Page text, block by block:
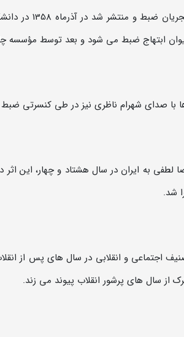
اجرایی که
ابتهاج ضبط می شود و بعد توسط مؤسسه
با صدای شهرام ناظری نیز در طی کنسرتی
شد.
اجتماعی و انقلابی در سال های پس از
از سال های پرشور انقلاب پیوند می زند.